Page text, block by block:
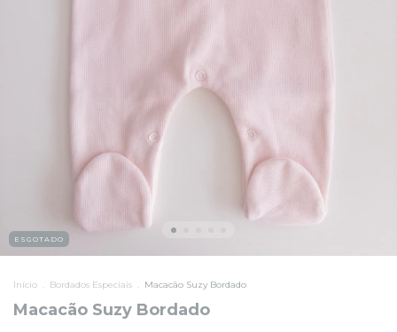
ESGOTADO
Início . Bordados Especiais . Macacão Suzy Bordado
Macacão Suzy Bordado